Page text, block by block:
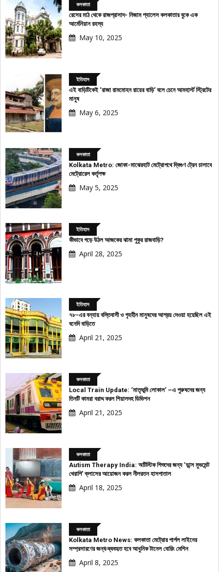
কলকাতা
রেসের মাঠ থেকে রাজপ্রাসাদ- নিজাম প্যালেস কলকাতার বুকে এক
আর্মেনিয়ান রহস্য
May 10, 2025
ইতিহাস
এই বাড়িটিকেই ‘রাজা রামমোহন রায়ের বাড়ি’ বলে চেনে আমহার্স্ট স্ট্রিটের
মানুষ
May 6, 2025
কলকাতা
Kolkata Metro: জোকা-মাঝেরহাট মেট্রোপথে দ্বিগুণ ট্রেন চালাবে
মেট্রোরেল কর্তৃপক্ষ
May 5, 2025
ইতিহাস
কীভাবে গড়ে উঠল আজকের ঝামা পুকুর রাজবাড়ি?
April 28, 2025
ইতিহাস
৭৮-এর বন্যায় বস্তিবাসী ও গৃহহীন মানুষদের আশ্রয় দেওয়া হয়েছিল এই
বনেদি বাড়িতে
April 21, 2025
কলকাতা
Local Train Update: ‘মাতৃভূমি লোকাল’ –এ পুরুষদের জন্য
তিনটি কামরা বরাদ্দ করল শিয়ালদহ ডিভিশন
April 21, 2025
কলকাতা
Autism Therapy India: অটিস্টিক শিশুদের জন্য ‘ডান্স মুভমেন্ট
থেরাপি’ ক্লাসের আয়োজন করল নীলরতন হাসপাতাল
April 18, 2025
কলকাতা
Kolkata Metro News: কলকাতা মেট্রোর পার্পল লাইনের
সম্প্রসারণের জন্য ব্যবহৃত হবে আধুনিক টানেল বোরিং মেশিন
April 8, 2025
বিজ্ঞাপন